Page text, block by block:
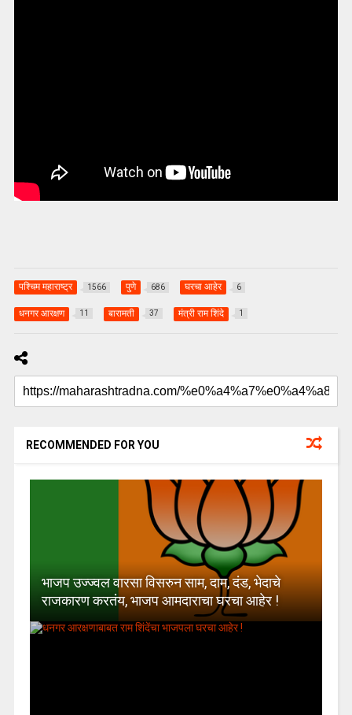
पश्चिम महाराष्ट्र 1566 पुणे 686 घरचा आहेर 6
धनगर आरक्षण 11 बारामती 37 मंत्री राम शिंदे 1
RECOMMENDED FOR YOU
भाजप उज्ज्वल वारसा विसरुन साम, दाम, दंड, भेदाचे
राजकारण करतंय, भाजप आमदाराचा घरचा आहेर !